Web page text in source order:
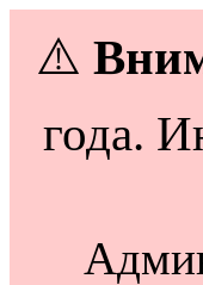
⚠️
года.